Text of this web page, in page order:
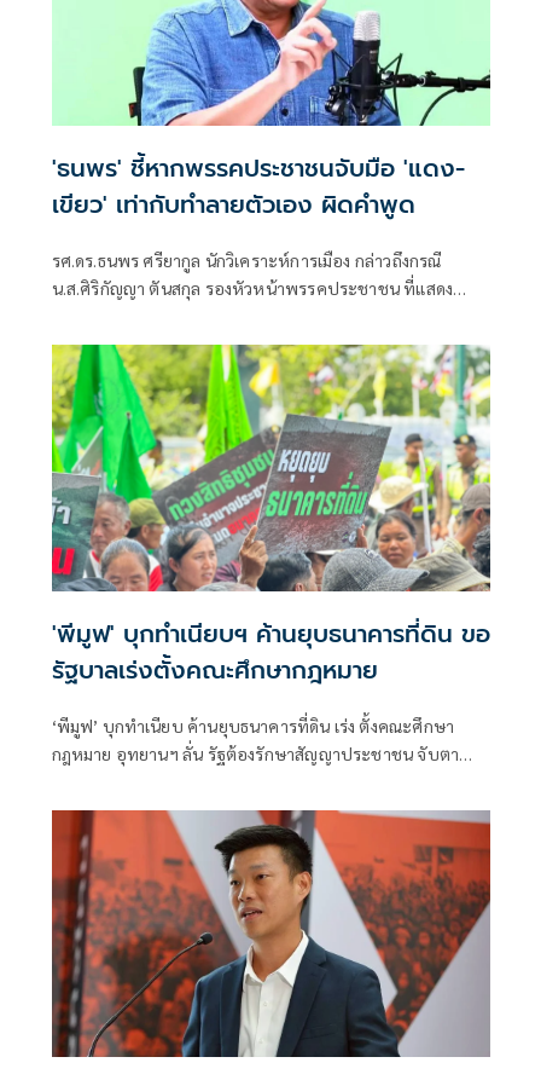
'ธนพร' ชี้หากพรรคประชาชนจับมือ 'แดง-
เขียว' เท่ากับทำลายตัวเอง ผิดคำพูด
รศ.ดร.ธนพร ศรียากูล นักวิเคราะห์การเมือง กล่าวถึงกรณี
น.ส.ศิริกัญญา ตันสกุล รองหัวหน้าพรรคประชาชน ที่แสดง
พรรคภูมิใจไทย ก็จำเป็นต้องพูดคุยกับพรรคประชาชนด้วยว่า
'พีมูฟ' บุกทำเนียบฯ ค้านยุบธนาคารที่ดิน ขอ
รัฐบาลเร่งตั้งคณะศึกษากฎหมาย
‘พีมูฟ’ บุกทำเนียบ ค้านยุบธนาคารที่ดิน เร่ง ตั้งคณะศึกษา
กฎหมาย อุทยานฯ ลั่น รัฐต้องรักษาสัญญาประชาชน จับตา